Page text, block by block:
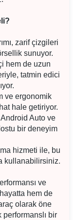
zarif çizgileri
sunuyor.
hem de uzun
tatmin edici
ve ergonomik
hale getiriyor.
Auto ve
bir deneyim
hizmeti ile, bu
kullanabilirsiniz.
ve
hem de
olarak öne
performanslı bir